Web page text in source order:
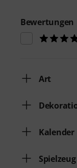
Bewertungen
Art
Kalender
Spielzeug